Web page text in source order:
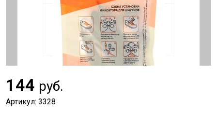
144 руб.
Артикул: 3328